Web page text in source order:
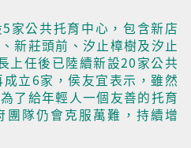
家公共托育中心，包含新店
新莊頭前、汐止樟樹及汐止
上任後已陸續新設20家公共
立6家，侯友宜表示，雖然
了給年輕人一個友善的托育
隊仍會克服萬難，持續增